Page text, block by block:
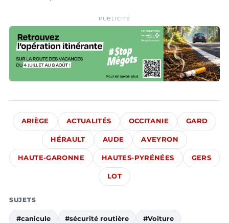
PUBLICITÉ
ARIÈGE ACTUALITÉS OCCITANIE GARD
HÉRAULT AUDE AVEYRON
HAUTE-GARONNE HAUTES-PYRÉNÉES GERS
LOT
SUJETS
#canicule #sécurité routière #Voiture